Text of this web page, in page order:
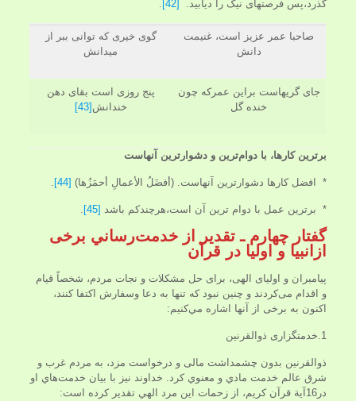
گذرد،پس فرصتهای نیک را دیابید. .
صاحبا عمر عزيز است، غنيمت
دانش
گوى خيرى كه توانى ببر از
ميدانش
جاى گريه­است براين عمركه چون
خنده گل
پنج روزى است بقاى دهن
خندانش [43]
برترين کارها، با دوام‌ترين و دشوارترين آنهاست
* افضل کارها دشوارترین آنهاست. (أفضَلُ الأعمالِ أحمَزُها) [44]
.
* برترین عمل با دوام ترین آن است،هرچندکم باشد [45]
.
گفتار چهارم‌ ـ تقدير از خدمت‌رساني برخی
ازانبيا و اوليا در قرآن
پيامبران و اولياى الهى، براى حل مشكلات و نجات مردم، شخصاً قيام
و اقدام مى‌كردند و چنین نبود که تنها به دعا وسفارش اكتفا كنند،
اکنون به برخی از آنها اشاره مي‌كنيم:
1.خدمتگزارى ذوالقرنين
ذوالقرنين بدون چشمداشت مالى و درخواست مزد، به مردم غرب و
شرق عالم خدمت مادي و معنوي كرد. خداوند نيز با بيان خدمت‌هاي او
در16آية قرآن كريم، از زحمات اين مرد الهي تقدير کرده است: